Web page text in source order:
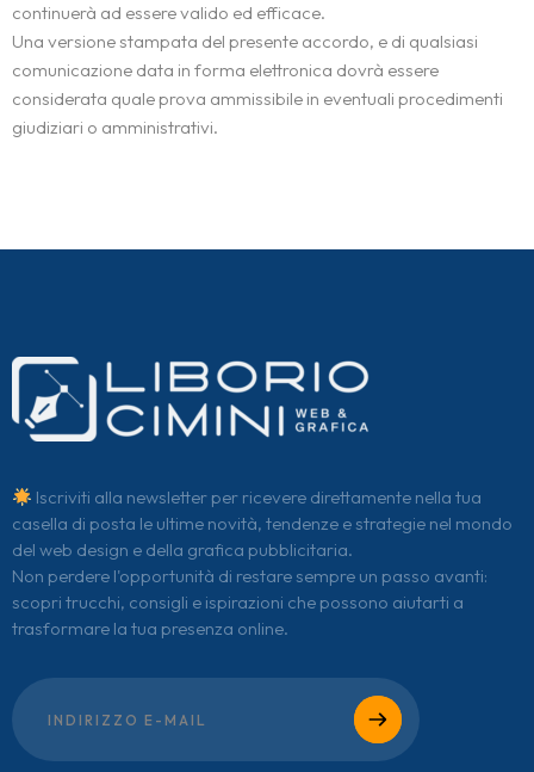
continuerà ad essere valido ed efficace.
Una versione stampata del presente accordo, e di qualsiasi
comunicazione data in forma elettronica dovrà essere
considerata quale prova ammissibile in eventuali procedimenti
giudiziari o amministrativi.
Iscriviti alla newsletter per ricevere direttamente nella tua
casella di posta le ultime novità, tendenze e strategie nel mondo
del web design e della grafica pubblicitaria.
Non perdere l'opportunità di restare sempre un passo avanti:
scopri trucchi, consigli e ispirazioni che possono aiutarti a
trasformare la tua presenza online.